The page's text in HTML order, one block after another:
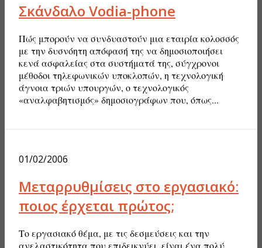
Σκάνδαλο Vodia-phone
Πώς μπορούν να συνδυαστούν μια εταιρία κολοσσός
με την δυσνόητη απόφασή της να δημοσιοποιήσει
κενά ασφαλείας στα συστήματά της, σύγχρονοι
μέθοδοι τηλεφωνικών υποκλοπών, η τεχνολογική
άγνοια τριών υπουργών, ο τεχνολογικός
«αναλφαβητισμός» δημοσιογράφων που, όπως...
01/02/2006
Μεταρρυθμίσεις στο εργασιακό:
ποιος έρχεται πρώτος;
Το εργασιακό θέμα, με τις δεσμεύσεις και την